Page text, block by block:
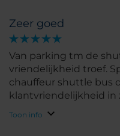
Zeer goed
Van parking tm de
vriendelijkheid troef.
chauffeur shuttle bus
klantvriendelijkheid in
Toon info